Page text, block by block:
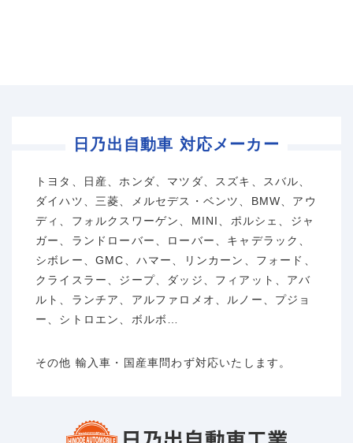
日乃出自動車 対応メーカー
トヨタ、日産、ホンダ、マツダ、スズキ、スバル、
ダイハツ、三菱、メルセデス・ベンツ、BMW、アウ
ディ、フォルクスワーゲン、MINI、ポルシェ、ジャ
ガー、ランドローバー、ローバー、キャデラック、
シボレー、GMC、ハマー、リンカーン、フォード、
クライスラー、ジープ、ダッジ、フィアット、アバ
ルト、ランチア、アルファロメオ、ルノー、プジョ
ー、シトロエン、ボルボ…
その他 輸入車・国産車問わず対応いたします。